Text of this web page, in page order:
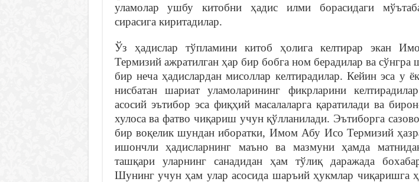
уламолар ушбу китобни ҳадис илми борасидаги
сирасига киритадилар.
Ўз ҳадислар тўпламини китоб ҳолига келтирар экан
Термизий ажратилган ҳар бир бобга ном берадилар ва сўнгра
бир неча ҳадислардан мисоллар келтирадилар. Кейин эса у
нисбатан шариат уламоларининг фикрларини
асосий эътибор эса фиқҳий масалаларга қаратилади ва
хулоса ва фатво чиқариш учун қўлланилади. Эътиборга
бир воқелик шундан иборатки, Имом Абу Исо Термизий
ишончли ҳадисларнинг маъно ва мазмуни ҳамда
ташқари уларнинг санадидан ҳам тўлиқ даражада
Шунинг учун ҳам улар асосида шаръий ҳукмлар чиқаришга